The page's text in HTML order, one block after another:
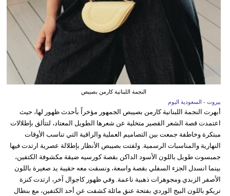
النجمة اللبنانية كارمن بصيبص
بيروت - السعودية اليوم
أبهرت النجمة اللبنانية كارمن بصيبص الجمهور مؤخراً بأحدث ظهور لها، حيث
اعتمدت قصة الشعر القصير متخلية عن شعرها الطويل المعتاد، لتتألق بإطلالات
مبتكرة وخاطفة جمعت بين التصاميم العملية والراقية التي تناسب الأوقات
النهارية والمناسبات الرسمية. ولفتت بصيبص الأنظار بإطلالة عصرية ارتدت فيها
جمبسوت طويل باللون الأسود الداكن بقصة كورسيه ضيقة مكشوفة الكتفين،
بينما انسدل الجزء السفلي بقصة واسعة، ونسقت معه حقيبة يد صغيرة باللون
الأصفر الزبدي ومجوهرات ذهبية ناعمة. وفي ظهور كاجوال آخر، ارتدت كنزة
تريكو باللون البيج الوردي بفتحة عنق مائلة كشفت عن أحد الكتفين، مع بنطال